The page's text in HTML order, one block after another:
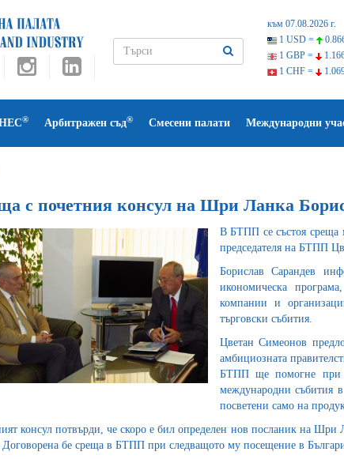
към 07.08.2026 г.
1 USD =
1 GBP =
1 CHF =
® Арбитражен съд® Смесени палати Международни
с почетния консул на Шри Ланка
В БТПП се състоя среща
председателя на БТПП
Борислав Сарандев
икономическа
компании и
търговски събития.
Цветан Симеонов
амбициозната
БТПП ще помогне при
международни събития
посветени само на
консул потвърди, че скоро е бил определен нов посланик на Шри
бе среща в БТПП при следващото му посещение в